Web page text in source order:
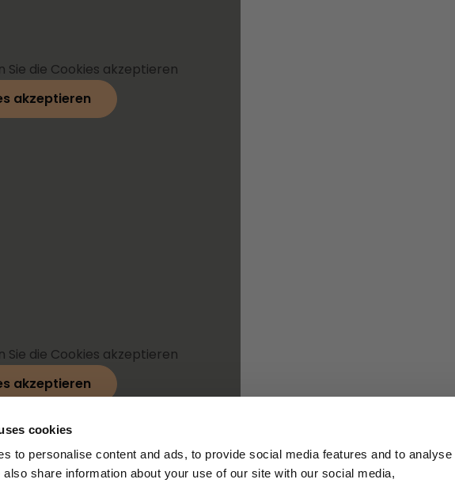
cookies
to personalise content and ads, to provide social media features and to analyse
share information about your use of our site with our social media,
Sie die Cookies akzeptieren
akzeptieren
Sie die Cookies akzeptieren
akzeptieren